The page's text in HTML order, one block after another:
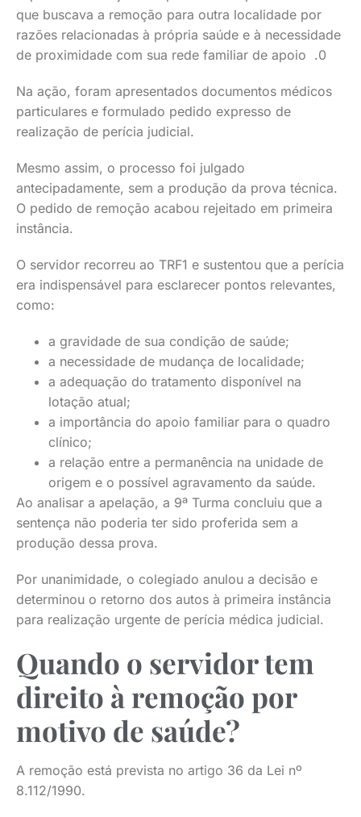
que buscava a remoção para outra localidade por
razões relacionadas à própria saúde e à necessidade
de proximidade com sua rede familiar de apoio .0
Na ação, foram apresentados documentos médicos
particulares e formulado pedido expresso de
realização de perícia judicial.
Mesmo assim, o processo foi julgado
antecipadamente, sem a produção da prova técnica.
O pedido de remoção acabou rejeitado em primeira
instância.
O servidor recorreu ao TRF1 e sustentou que a perícia
era indispensável para esclarecer pontos relevantes,
como:
a gravidade de sua condição de saúde;
a necessidade de mudança de localidade;
a adequação do tratamento disponível na
lotação atual;
a importância do apoio familiar para o quadro
clínico;
a relação entre a permanência na unidade de
origem e o possível agravamento da saúde.
Ao analisar a apelação, a 9ª Turma concluiu que a
sentença não poderia ter sido proferida sem a
produção dessa prova.
Por unanimidade, o colegiado anulou a decisão e
determinou o retorno dos autos à primeira instância
para realização urgente de perícia médica judicial.
Quando o servidor tem
direito à remoção por
motivo de saúde?
A remoção está prevista no artigo 36 da Lei nº
8.112/1990.